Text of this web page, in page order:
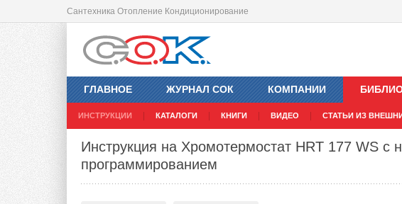
Сантехника Отопление Кондиционирование
ГЛАВНОЕ ЖУРНАЛ СОК КОМПАНИИ
ИНСТРУКЦИИ КАТАЛОГИ КНИГИ ВИДЕО СТАТЬИ ИЗ
Инструкция на Хромотермостат HRT 177 WS с
программированием